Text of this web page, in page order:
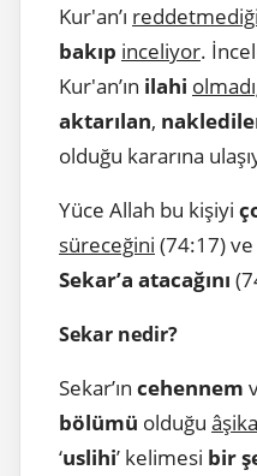
Kur'an’ı
bakıp inceliyor.
Kur'an’ın ilahi
aktarılan,
olduğu kararına
Yüce Allah bu kişiyi
süreceğini (74:17) ve
Sekar’a atacağını
Sekar nedir?
Sekar’ın cehennem
bölümü olduğu
‘uslihi’ kelimesi bir